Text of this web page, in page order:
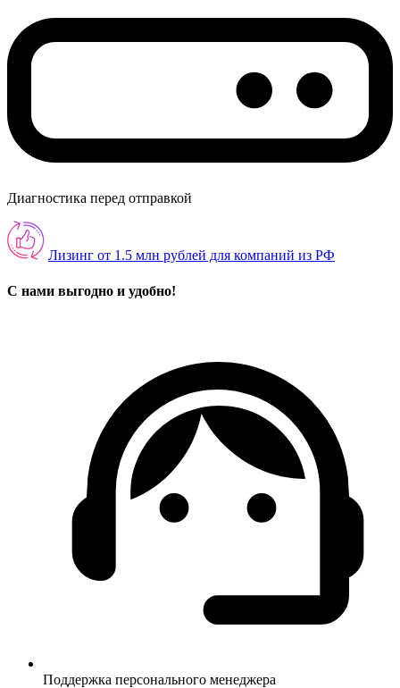
Диагностика перед отправкой
Лизинг от 1.5 млн рублей для компаний из РФ
С нами выгодно и удобно!
Поддержка персонального менеджера